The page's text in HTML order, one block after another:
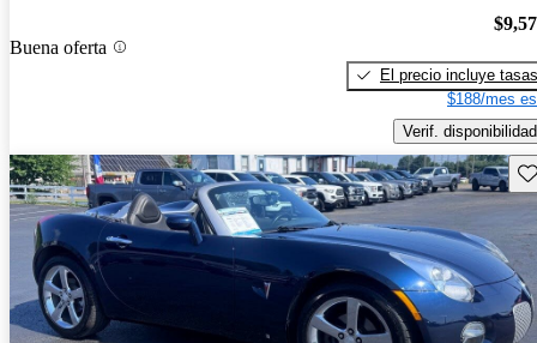
Buena oferta
El precio incluye tasas
$188/mes
Verif. disponibilidad